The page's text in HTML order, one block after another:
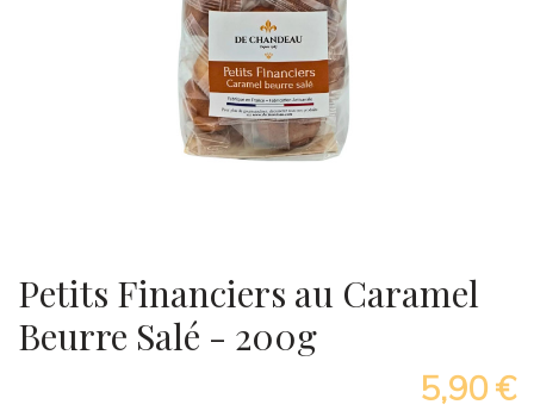
Petits Financiers au Caramel
Beurre Salé - 200g
5,90 €